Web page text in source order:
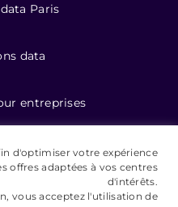
Paris
data
entreprises
formations
légales
d'optimiser votre expérience
offres adaptées à vos centres
d'intérêts.
vous acceptez l'utilisation de